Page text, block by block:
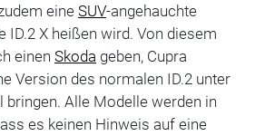
eine SUV-angehauchte
ID.2 X heißen wird. Von diesem
einen Skoda geben, Cupra
Version des normalen ID.2 unter
bringen. Alle Modelle werden in
es keinen Hinweis auf eine